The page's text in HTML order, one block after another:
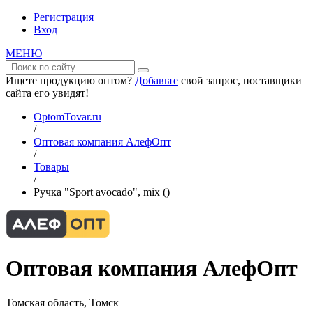
Регистрация
Вход
МЕНЮ
Ищете продукцию оптом? Добавьте свой запрос, поставщики
сайта его увидят!
OptomTovar.ru
/
Оптовая компания АлефОпт
/
Товары
/
Ручка "Sport avocado", mix ()
Оптовая компания АлефОпт
Томская область, Томск